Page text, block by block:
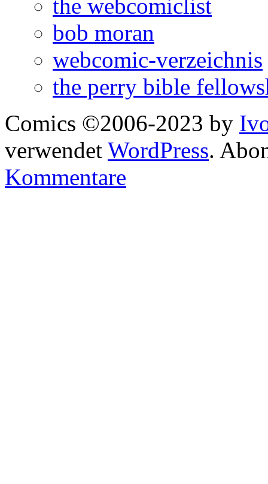
the webcomiclist
bob moran
webcomic-verzeichnis
the perry bible
Comics ©2006-2023 by
verwendet WordPress.
Kommentare